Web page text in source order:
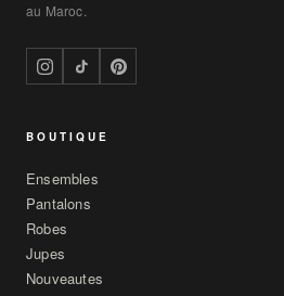
au Maroc.
BOUTIQUE
Ensembles
Pantalons
Robes
Jupes
Nouveautes